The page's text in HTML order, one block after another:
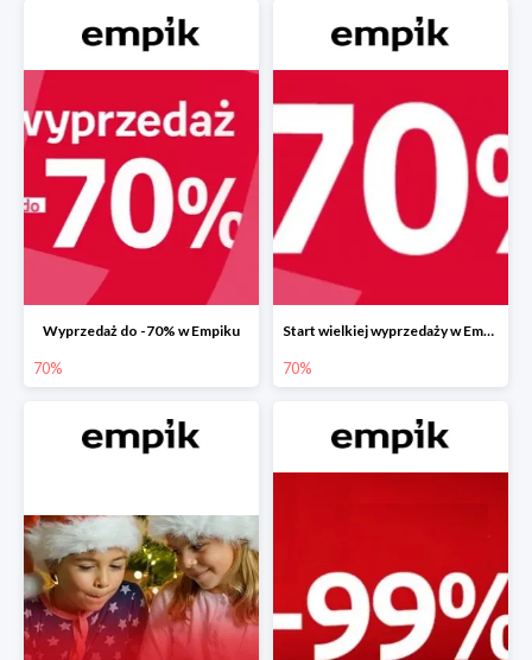
Wyprzedaż do -70% w Empiku
70%
Start wielkiej wyprzedaży w Empiku do -70%
70%